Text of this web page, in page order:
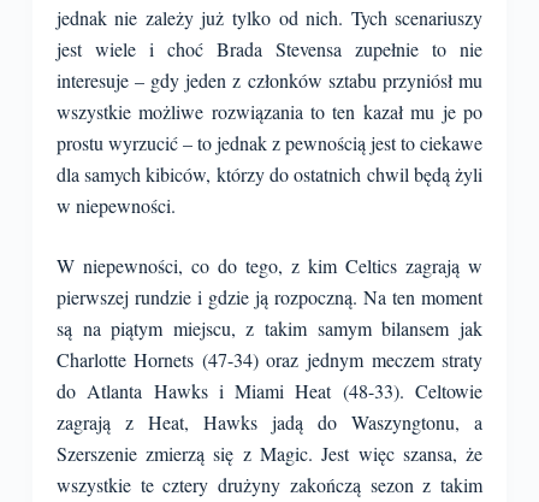
jednak nie zależy już tylko od nich. Tych scenariuszy
jest wiele i choć Brada Stevensa zupełnie to nie
interesuje – gdy jeden z członków sztabu przyniósł mu
wszystkie możliwe rozwiązania to ten kazał mu je po
prostu wyrzucić – to jednak z pewnością jest to ciekawe
dla samych kibiców, którzy do ostatnich chwil będą żyli
w niepewności.
W niepewności, co do tego, z kim Celtics zagrają w
pierwszej rundzie i gdzie ją rozpoczną. Na ten moment
są na piątym miejscu, z takim samym bilansem jak
Charlotte Hornets (47-34) oraz jednym meczem straty
do Atlanta Hawks i Miami Heat (48-33). Celtowie
zagrają z Heat, Hawks jadą do Waszyngtonu, a
Szerszenie zmierzą się z Magic. Jest więc szansa, że
wszystkie te cztery drużyny zakończą sezon z takim